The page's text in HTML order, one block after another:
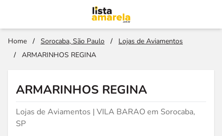
Home / Sorocaba, São Paulo /
Lojas de Aviamentos
/
ARMARINHOS REGINA
ARMARINHOS REGINA
Lojas de Aviamentos | VILA BARAO em Sorocaba,
SP